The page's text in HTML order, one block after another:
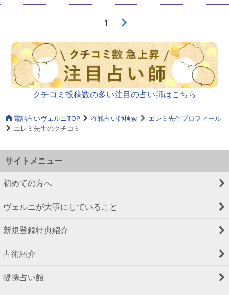
1
クチコミ投稿数の多い注目の占い師はこちら
電話占いヴェルニTOP 在籍占い師検索
エレミ先生プロフィール
エレミ先生のクチコミ
サイトメニュー
初めての方へ
ヴェルニが大事にしていること
新規登録特典紹介
占術紹介
提携占い館